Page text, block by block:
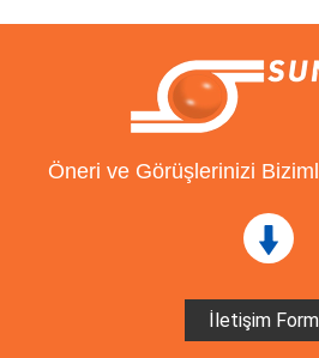
Öneri ve Görüşlerinizi
İletişim